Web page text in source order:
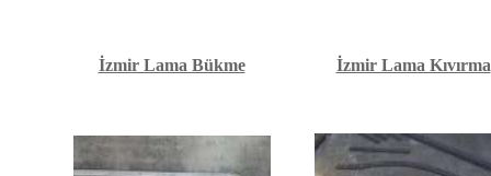
İzmir Lama Bükme İzmir Lama Kıvırma